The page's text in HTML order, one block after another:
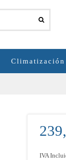
Climatización
IVA